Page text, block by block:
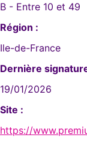
B - Entre 10 et 49
Région :
Ile-de-France
Dernière
19/01/2026
Site :
https://